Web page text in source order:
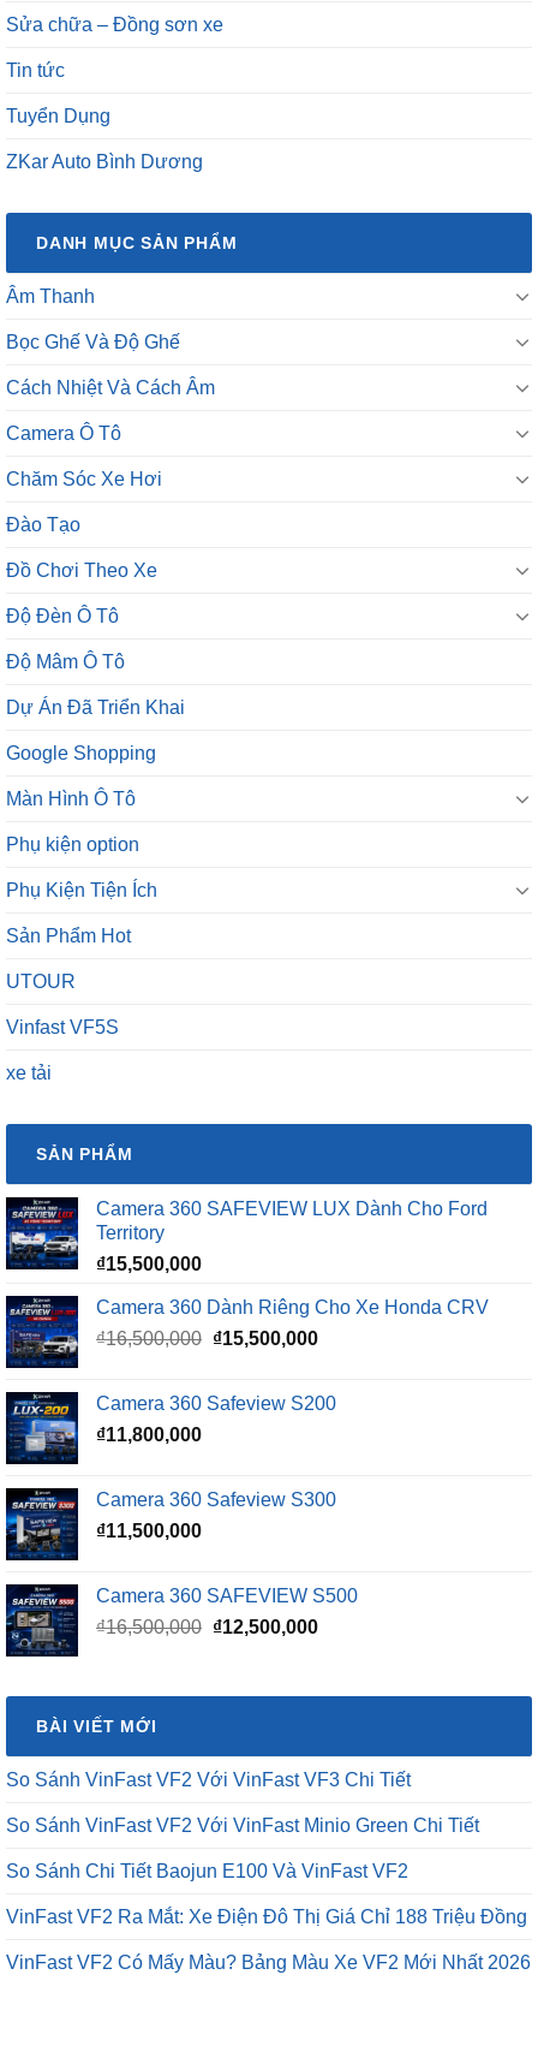
Sửa chữa – Đồng sơn xe
Tin tức
Tuyển Dụng
ZKar Auto Bình Dương
DANH MỤC SẢN PHẨM
Âm Thanh
Bọc Ghế Và Độ Ghế
Cách Nhiệt Và Cách Âm
Camera Ô Tô
Chăm Sóc Xe Hơi
Đào Tạo
Đồ Chơi Theo Xe
Độ Đèn Ô Tô
Độ Mâm Ô Tô
Dự Án Đã Triển Khai
Google Shopping
Màn Hình Ô Tô
Phụ kiện option
Phụ Kiện Tiện Ích
Sản Phẩm Hot
UTOUR
Vinfast VF5S
xe tải
SẢN PHẨM
Camera 360 SAFEVIEW LUX Dành Cho Ford
Territory
₫15,500,000
Camera 360 Dành Riêng Cho Xe Honda CRV
₫16,500,000 Giá
₫16,500,000.
₫15,500,000Giá
là:
Camera 360 Safeview S200
₫11,800,000
Camera 360 Safeview S300
₫11,500,000
Camera 360 SAFEVIEW S500
₫16,500,000 Giá
₫16,500,000.
₫12,500,000Giá
là:
BÀI VIẾT MỚI
So Sánh VinFast VF2 Với VinFast VF3 Chi Tiết
So Sánh VinFast VF2 Với VinFast Minio Green Chi Tiết
So Sánh Chi Tiết Baojun E100 Và VinFast VF2
VinFast VF2 Ra Mắt: Xe Điện Đô Thị Giá Chỉ 188 Triệu Đồng
VinFast VF2 Có Mấy Màu? Bảng Màu Xe VF2 Mới Nhất 2026